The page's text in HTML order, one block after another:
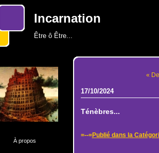
Incarnation
Être ô Être...
À propos
«
17/10/2024
Ténèbres...
=--=Publié dans la